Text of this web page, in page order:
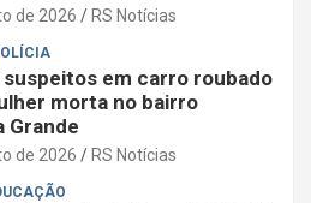
de 2026 RS Notícias
suspeitos em carro roubado
morta no bairro
Grande
de 2026 RS Notícias